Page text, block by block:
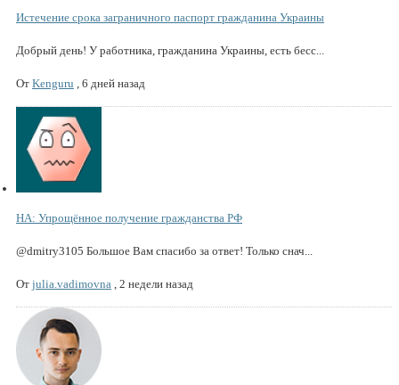
Истечение срока заграничного паспорт гражданина Украины
Добрый день! У работника, гражданина Украины, есть бесс...
От Kenguru , 6 дней назад
НА: Упрощённое получение гражданства РФ
@dmitry3105 Большое Вам спасибо за ответ! Только снач...
От julia.vadimovna , 2 недели назад